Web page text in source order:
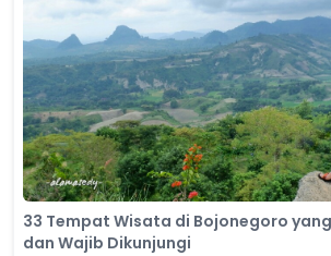
33 Tempat Wisata di Bojonegoro
dan Wajib Dikunjungi